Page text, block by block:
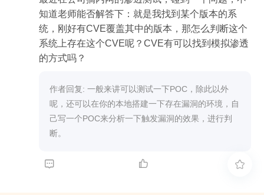
知道老师能否解答下：就是我找到某个版本的系
统，刚好有CVE覆盖其中的版本，那怎么判断这个
系统上存在这个CVE呢？CVE有可以找到模拟渗透
的方式吗？
作者回复: 一般来讲可以测试一下POC，除此以外
呢，还可以在你的本地搭建一下存在漏洞的环境，自
己写一个POC来分析一下触发漏洞的效果，进行判
断。
  